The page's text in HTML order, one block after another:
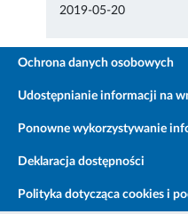
2019-05-20
Ochrona danych osobowych
Udostępnianie informacji na
Ponowne wykorzystywanie
Deklaracja dostępności
Polityka dotycząca cookies i